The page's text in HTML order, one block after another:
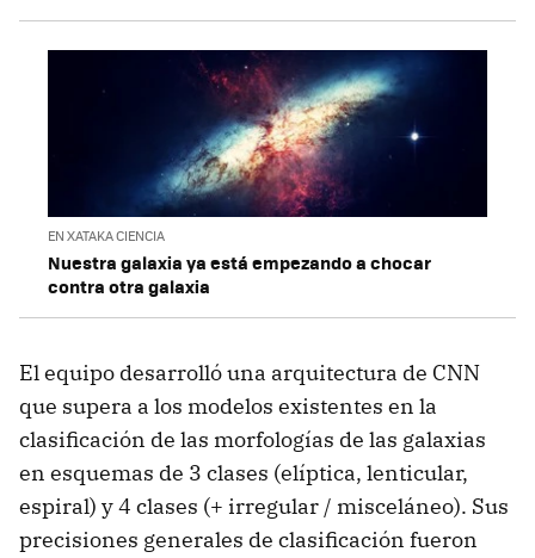
EN XATAKA CIENCIA
Nuestra galaxia ya está empezando a chocar
contra otra galaxia
El equipo desarrolló una arquitectura de CNN
que supera a los modelos existentes en la
clasificación de las morfologías de las galaxias
en esquemas de 3 clases (elíptica, lenticular,
espiral) y 4 clases (+ irregular / misceláneo). Sus
precisiones generales de clasificación fueron